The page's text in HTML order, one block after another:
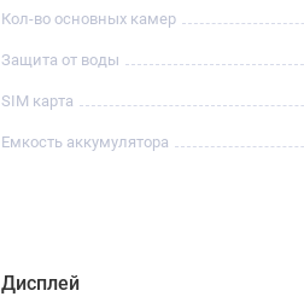
Кол-во основных камер
Защита от воды
SIM карта
Емкость аккумулятора
Дисплей